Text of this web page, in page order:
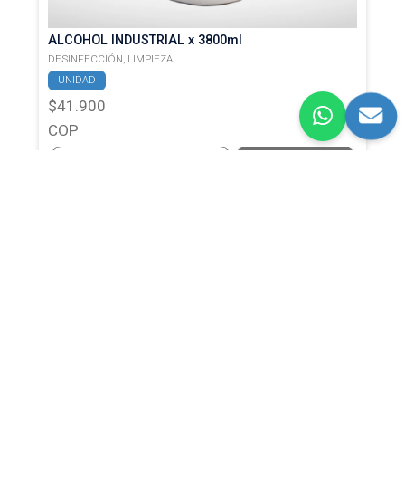
ALCOHOL INDUSTRIAL x 3800ml
DESINFECCIÓN, LIMPIEZA.
UNIDAD
$41.900
COP